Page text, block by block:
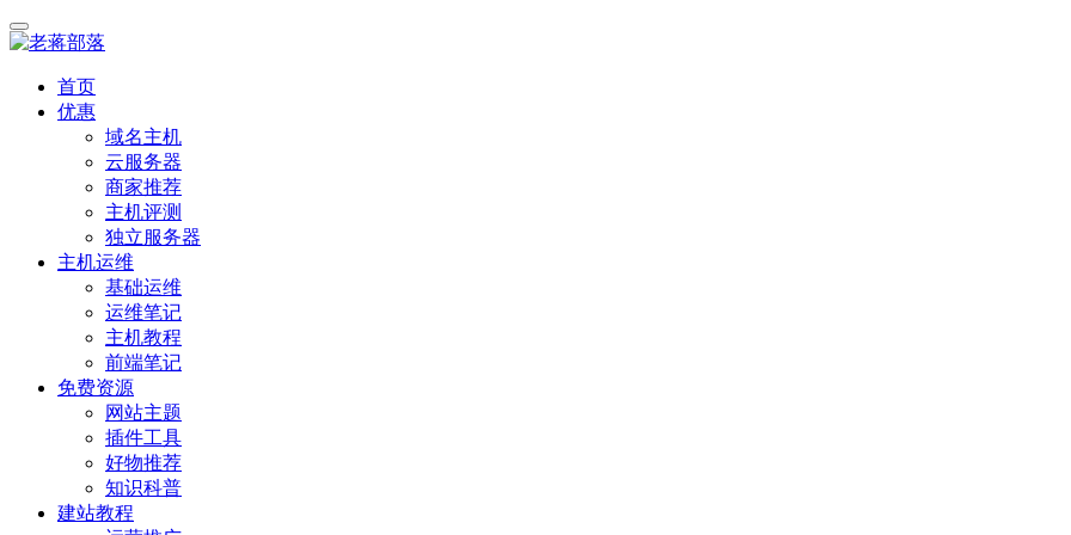
首页
优惠
域名主机
云服务器
商家推荐
主机评测
独立服务器
主机运维
基础运维
运维笔记
主机教程
前端笔记
免费资源
网站主题
插件工具
好物推荐
知识科普
建站教程